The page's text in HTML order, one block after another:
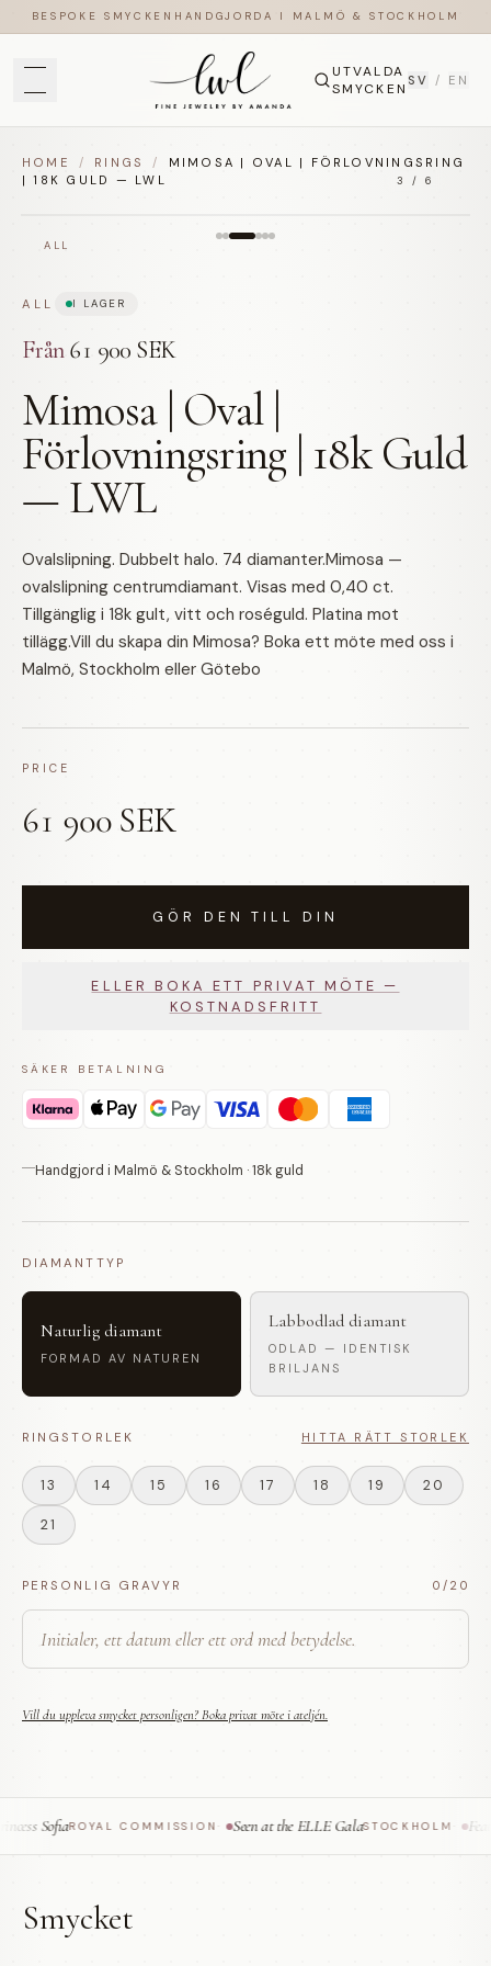
BESPOKE SMYCKEN HANDGJORDA I MALMÖ & STOCKHOLM
UTVALDA
SMYCKEN SV / EN
HOME / RINGS /
MIMOSA | OVAL | FÖRLOVNINGSRING
| 18K GULD — LWL
ALL
3 / 6
ALL I LAGER
Från61 900 SEK
Mimosa | Oval |
Förlovningsring | 18k Guld
— LWL
Ovalslipning. Dubbelt halo. 74 diamanter.Mimosa —
ovalslipning centrumdiamant. Visas med 0,40 ct.
Tillgänglig i 18k gult, vitt och roséguld. Platina mot
tillägg.Vill du skapa din Mimosa? Boka ett möte med oss i
Malmö, Stockholm eller Götebo
PRICE
61 900 SEK
GÖR DEN TILL DIN
ELLER BOKA ETT PRIVAT MÖTE —
KOSTNADSFRITT
SÄKER BETALNING
Handgjord i Malmö & Stockholm · 18k guld
DIAMANTTYP
Naturlig diamant
FORMAD AV NATUREN
Labbodlad diamant
ODLAD — IDENTISK
BRILJANS
RINGSTORLEK HITTA RÄTT STORLEK
13 14 15 16 17 18 19 20
21
PERSONLIG GRAVYR 0 /20
Vill du uppleva smycket personligen? Boka privat möte i ateljén.
SofiaROYAL COMMISSION· Seen at the ELLE GalaSTOCKHOLM ·
Smycket